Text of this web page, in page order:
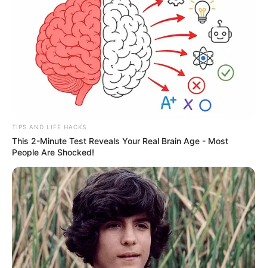
TIPS AND LIFE HACKS
This 2-Minute Test Reveals Your Real Brain Age - Most
People Are Shocked!